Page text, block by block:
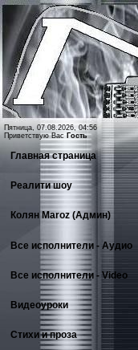
Пятница, 07.08.2026, 04:56
Приветствую Вас Гость
Главная страница
Реалити шоу
Колян Maroz (Админ)
Все исполнители - Аудио
Все исполнители - Video
Видеоуроки
Стихи и проза